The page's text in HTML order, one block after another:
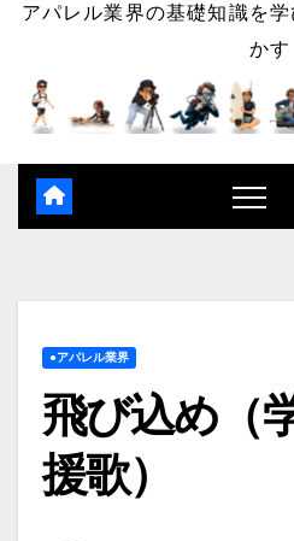
アパレル業界の基礎知識を
かす
●アパレル業界
飛び込め（
援歌）